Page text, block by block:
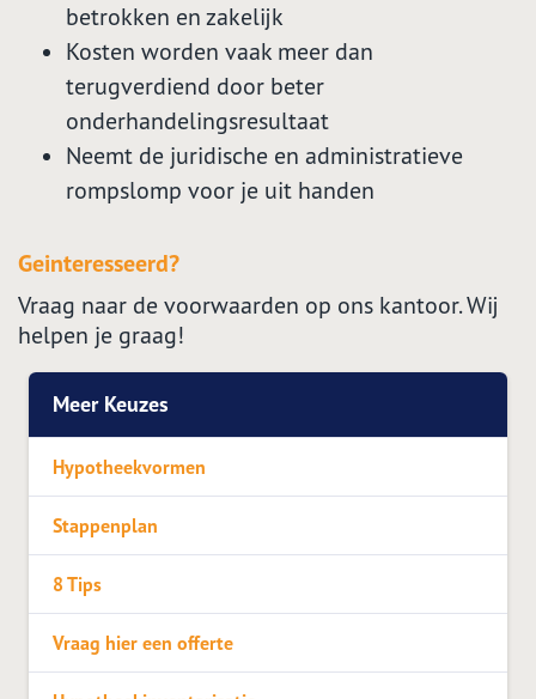
betrokken en zakelijk
Kosten worden vaak meer dan
terugverdiend door beter
onderhandelingsresultaat
Neemt de juridische en administratieve
rompslomp voor je uit handen
Geinteresseerd?
Vraag naar de voorwaarden op ons kantoor. Wij
helpen je graag!
Meer Keuzes
Hypotheekvormen
Stappenplan
8 Tips
Vraag hier een offerte